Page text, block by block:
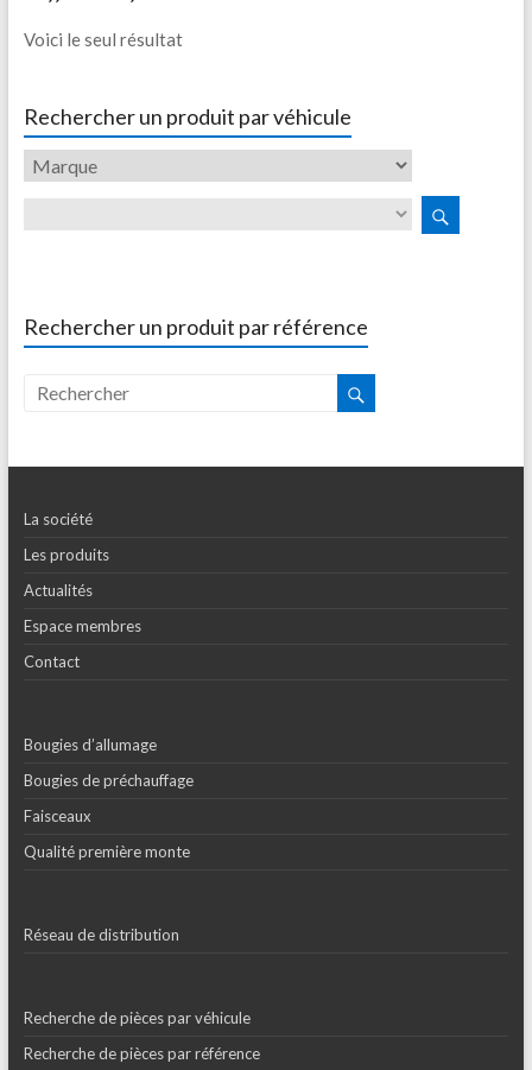
Voici le seul résultat
Rechercher un produit par véhicule
Rechercher un produit par référence
La société
Les produits
Actualités
Espace membres
Contact
Bougies d’allumage
Bougies de préchauffage
Faisceaux
Qualité première monte
Réseau de distribution
Recherche de pièces par véhicule
Recherche de pièces par référence